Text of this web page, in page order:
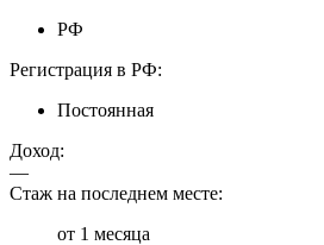
РФ
Регистрация в РФ:
Постоянная
Доход:
—
Стаж на последнем месте:
от 1 месяца